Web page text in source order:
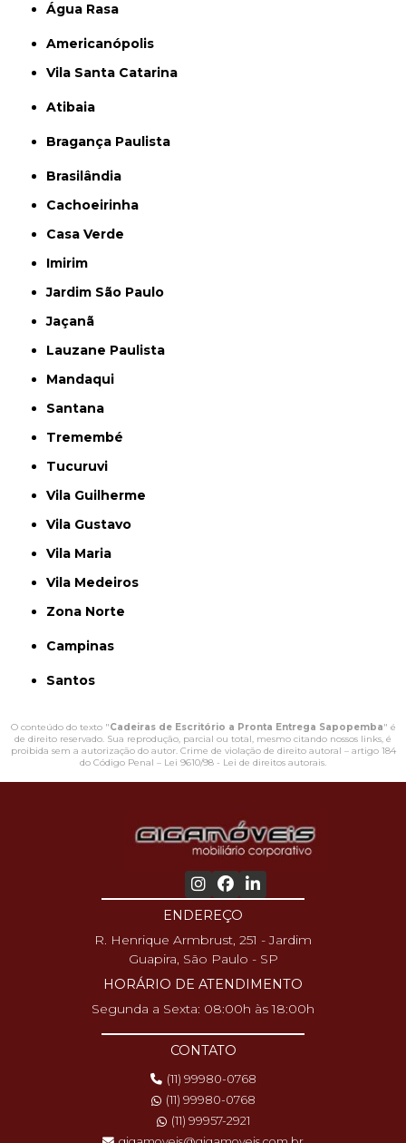
Água Rasa
Americanópolis
Vila Santa Catarina
Atibaia
Bragança Paulista
Brasilândia
Cachoeirinha
Casa Verde
Imirim
Jardim São Paulo
Jaçanã
Lauzane Paulista
Mandaqui
Santana
Tremembé
Tucuruvi
Vila Guilherme
Vila Gustavo
Vila Maria
Vila Medeiros
Zona Norte
Campinas
Santos
O conteúdo do texto "Cadeiras de Escritório a Pronta Entrega Sapopemba" é
de direito reservado. Sua reprodução, parcial ou total, mesmo citando nossos links, é
proibida sem a autorização do autor. Crime de violação de direito autoral – artigo 184
do Código Penal – Lei 9610/98 - Lei de direitos autorais.
ENDEREÇO
R. Henrique Armbrust, 251 - Jardim
Guapira, São Paulo - SP
HORÁRIO DE ATENDIMENTO
Segunda a Sexta: 08:00h às 18:00h
CONTATO
(11) 99980-0768
(11) 99980-0768
(11) 99957-2921